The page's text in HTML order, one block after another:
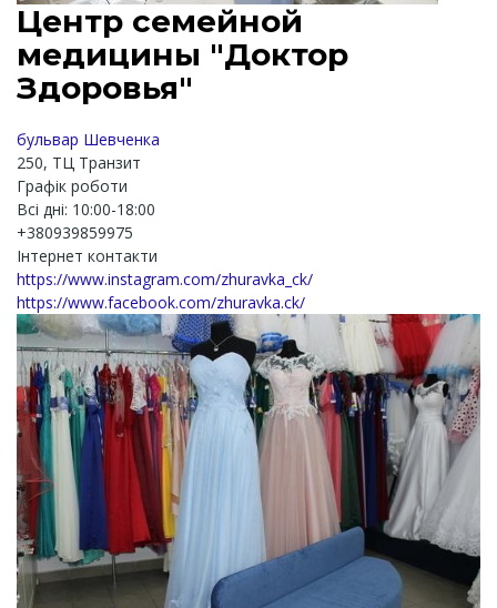
Центр семейной
медицины "Доктор
Здоровья"
бульвар Шевченка
250, ТЦ Транзит
Графік роботи
Всі дні: 10:00-18:00
+380939859975
Інтернет контакти
https://www.instagram.com/zhuravka_ck/
https://www.facebook.com/zhuravka.ck/